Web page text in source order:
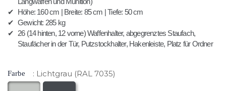
✔ Höhe: 160 cm | Breite: 85 cm | Tiefe: 50 cm
✔ Gewicht: 285 kg
✔ 26 (14 hinten, 12 vorne) Waffenhalter, abgegrenztes Staufach,
Staufächer in der Tür, Putzstockhalter, Hakenleiste, Platz für Ordner
Farbe Lichtgrau (RAL 7035)